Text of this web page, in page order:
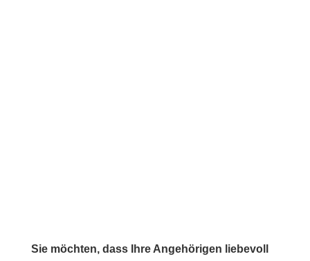
Sie möchten, dass Ihre Angehörigen liebevoll